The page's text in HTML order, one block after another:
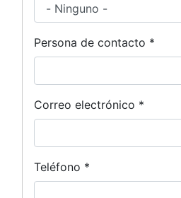
Persona de contacto *
Correo electrónico *
Teléfono *